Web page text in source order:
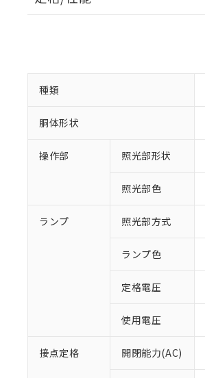
種類
胴体形状
操作部 照光部形状
照光部色
ランプ 照光部方式
ランプ色
定格電圧
使用電圧
接点定格 開閉能力(AC)